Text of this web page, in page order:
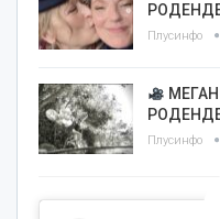
Плусинфо
Плусинфо